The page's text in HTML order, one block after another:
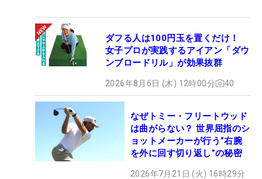
ダフる人は100円玉を置くだけ！
女子プロが実践するアイアン「ダウ
ンブロードリル」が効果抜群
2026年8月6日 (木) 12時00分 40
なぜトミー・フリートウッド
は曲がらない？ 世界屈指のシ
ョットメーカーが行う”右腕
を外に回す切り返し”の秘密
2026年7月21日 (火) 16時29分